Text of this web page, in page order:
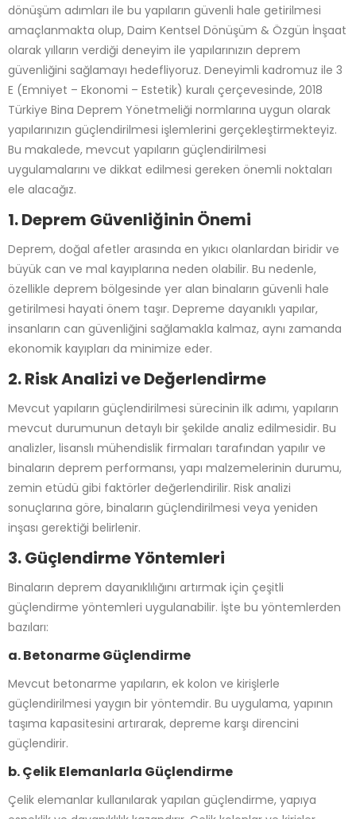
dönüşüm adımları ile bu yapıların güvenli hale getirilmesi
amaçlanmakta olup, Daim Kentsel Dönüşüm & Özgün İnşaat
olarak yılların verdiği deneyim ile yapılarınızın deprem
güvenliğini sağlamayı hedefliyoruz. Deneyimli kadromuz ile 3
E (Emniyet – Ekonomi – Estetik) kuralı çerçevesinde, 2018
Türkiye Bina Deprem Yönetmeliği normlarına uygun olarak
yapılarınızın güçlendirilmesi işlemlerini gerçekleştirmekteyiz.
Bu makalede, mevcut yapıların güçlendirilmesi
uygulamalarını ve dikkat edilmesi gereken önemli noktaları
ele alacağız.
1. Deprem Güvenliğinin Önemi
Deprem, doğal afetler arasında en yıkıcı olanlardan biridir ve
büyük can ve mal kayıplarına neden olabilir. Bu nedenle,
özellikle deprem bölgesinde yer alan binaların güvenli hale
getirilmesi hayati önem taşır. Depreme dayanıklı yapılar,
insanların can güvenliğini sağlamakla kalmaz, aynı zamanda
ekonomik kayıpları da minimize eder.
2. Risk Analizi ve Değerlendirme
Mevcut yapıların güçlendirilmesi sürecinin ilk adımı, yapıların
mevcut durumunun detaylı bir şekilde analiz edilmesidir. Bu
analizler, lisanslı mühendislik firmaları tarafından yapılır ve
binaların deprem performansı, yapı malzemelerinin durumu,
zemin etüdü gibi faktörler değerlendirilir. Risk analizi
sonuçlarına göre, binaların güçlendirilmesi veya yeniden
inşası gerektiği belirlenir.
3. Güçlendirme Yöntemleri
Binaların deprem dayanıklılığını artırmak için çeşitli
güçlendirme yöntemleri uygulanabilir. İşte bu yöntemlerden
bazıları:
a. Betonarme Güçlendirme
Mevcut betonarme yapıların, ek kolon ve kirişlerle
güçlendirilmesi yaygın bir yöntemdir. Bu uygulama, yapının
taşıma kapasitesini artırarak, depreme karşı direncini
güçlendirir.
b. Çelik Elemanlarla Güçlendirme
Çelik elemanlar kullanılarak yapılan güçlendirme, yapıya